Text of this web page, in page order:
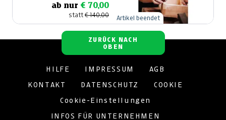
ab nur € 70,00
statt€ 140,00 Artikel beendet
ZURÜCK NACH
OBEN
HILFE IMPRESSUM AGB
KONTAKT DATENSCHUTZ COOKIE
Cookie-Einstellungen
INFOS FÜR UNTERNEHMEN